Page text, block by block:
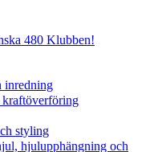
480 Klubben!
inredning
styling
hjulupphängning och